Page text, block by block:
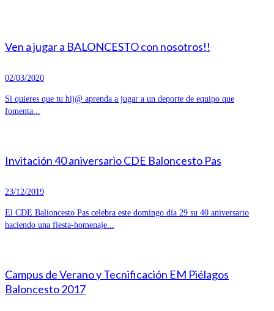
Ven a jugar a BALONCESTO con nosotros!!
02/03/2020
Si quieres que tu hij@ aprenda a jugar a un deporte de equipo que
fomenta...
Invitación 40 aniversario CDE Baloncesto Pas
23/12/2019
El CDE Balioncesto Pas celebra este domingo día 29 su 40 aniversario
haciendo una fiesta-homenaje...
Campus de Verano y Tecnificación EM Piélagos
Baloncesto 2017